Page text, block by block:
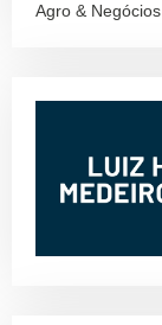
Agro & Negócios